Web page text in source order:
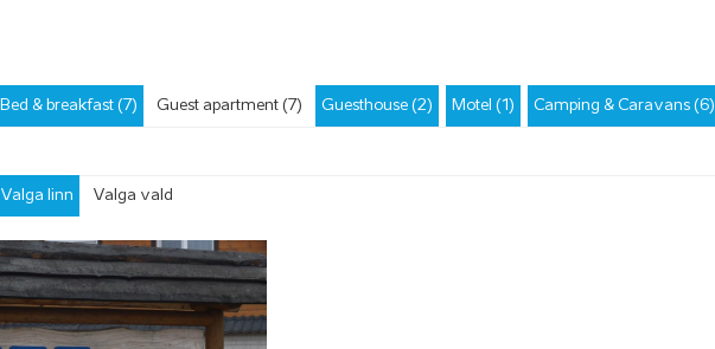
Bed & breakfast (7) Guest apartment (7) Guesthouse (2) Motel (1) Camping & Caravans (6)
Valga linn Valga vald